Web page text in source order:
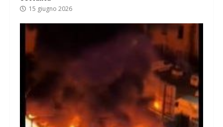
15 giugno 2026